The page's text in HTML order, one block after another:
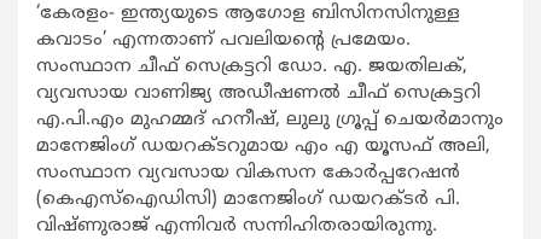
‘കേരളം- ഇന്ത്യയുടെ ആഗോള ബിസിനസിനുള്ള
കവാടം’ എന്നതാണ് പവലിയന്‍റെ പ്രമേയം.
സംസ്ഥാന ചീഫ് സെക്രട്ടറി ഡോ. എ. ജയതിലക്,
വ്യവസായ വാണിജ്യ അഡീഷണല്‍ ചീഫ് സെക്രട്ടറി
എ.പി.എം മുഹമ്മദ് ഹനീഷ്, ലുലു ഗ്രൂപ്പ് ചെയര്‍മാനും
മാനേജിംഗ് ഡയറക്ടറുമായ എം എ യൂസഫ് അലി,
സംസ്ഥാന വ്യവസായ വികസന കോര്‍പ്പറേഷന്‍
(കെഎസ്ഐഡിസി) മാനേജിംഗ് ഡയറക്ടര്‍ പി.
വിഷ്ണുരാജ് എന്നിവര്‍ സന്നിഹിതരായിരുന്നു.